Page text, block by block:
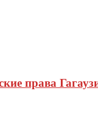
права